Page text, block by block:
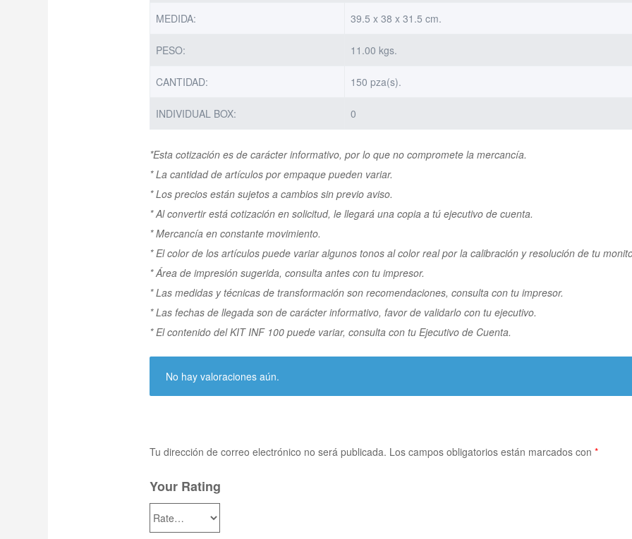
MEDIDA: 39.5 x 38 x 31.5 cm.
PESO: 11.00 kgs.
CANTIDAD: 150 pza(s).
INDIVIDUAL BOX: 0
*Esta cotización es de carácter informativo, por lo que no compromete la mercancía.
* La cantidad de artículos por empaque pueden variar.
* Los precios están sujetos a cambios sin previo aviso.
* Al convertir está cotización en solicitud, le llegará una copia a tú ejecutivo de cuenta.
* Mercancía en constante movimiento.
* El color de los artículos puede variar algunos tonos al color real por la calibración y resolución de tu
* Área de impresión sugerida, consulta antes con tu impresor.
* Las medidas y técnicas de transformación son recomendaciones, consulta con tu impresor.
* Las fechas de llegada son de carácter informativo, favor de validarlo con tu ejecutivo.
* El contenido del KIT INF 100 puede variar, consulta con tu Ejecutivo de Cuenta.
No hay valoraciones aún.
Tu dirección de correo electrónico no será publicada. Los campos obligatorios están marcados con *
Your Rating